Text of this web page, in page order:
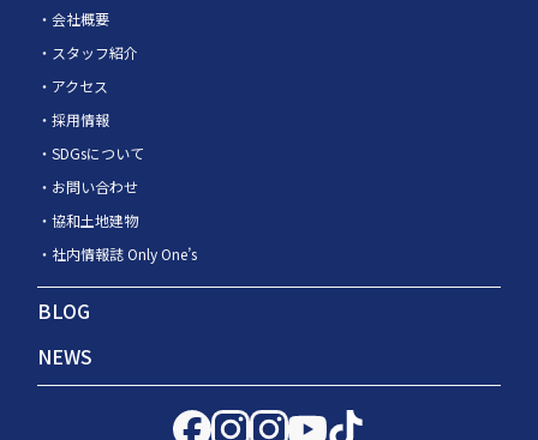
会社概要
スタッフ紹介
アクセス
採用情報
SDGsについて
お問い合わせ
協和土地建物
社内情報誌 Only One’s
BLOG
NEWS